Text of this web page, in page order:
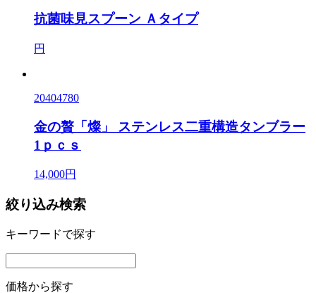
抗菌味見スプーン Ａタイプ
円
20404780
金の贅「燦」 ステンレス二重構造タンブラー
1ｐｃｓ
14,000円
絞り込み検索
キーワードで探す
価格から探す